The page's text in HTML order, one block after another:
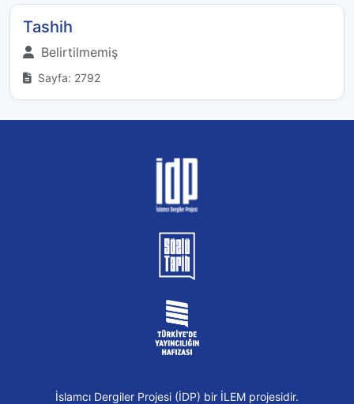
Tashih
Belirtilmemiş
Sayfa: 2792
İslamcı Dergiler Projesi (İDP) bir İLEM projesidir.